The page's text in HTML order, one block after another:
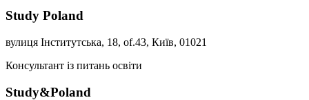
Study Poland
вулиця Інститутська, 18, of.43, Київ, 01021
Консультант із питань освіти
Study&Poland